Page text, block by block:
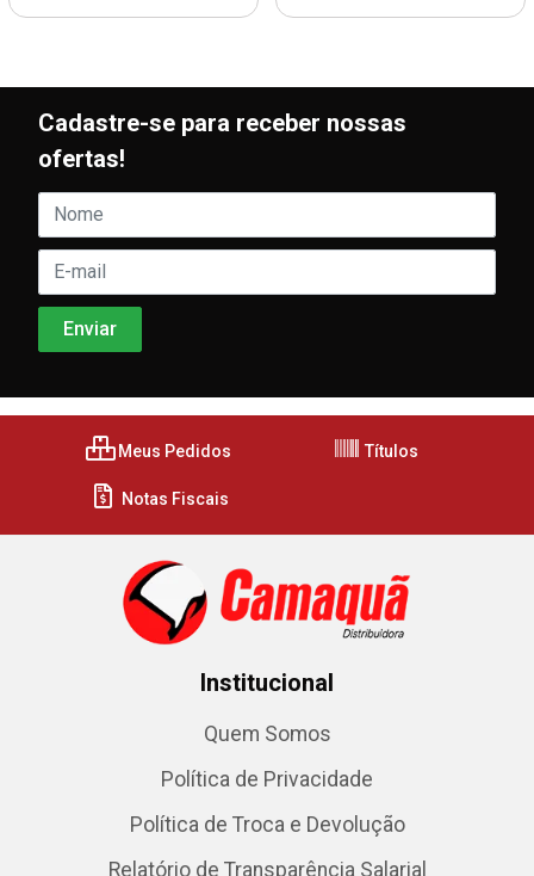
Cadastre-se para receber nossas
ofertas!
Meus Pedidos Títulos
Notas Fiscais
Institucional
Quem Somos
Política de Privacidade
Política de Troca e Devolução
Relatório de Transparência Salarial